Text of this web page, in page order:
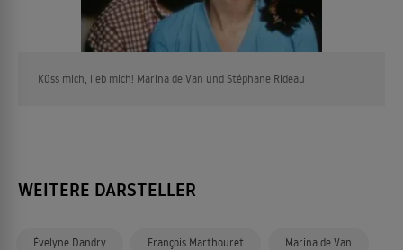
Küss mich, lieb mich! Marina de Van und Stéphane Rideau
WEITERE DARSTELLER
Évelyne Dandry François Marthouret Marina de Van